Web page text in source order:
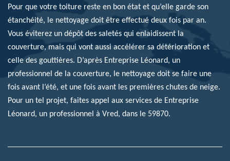
Pour que votre toiture reste en bon état et qu’elle garde son
étanchéité, le nettoyage doit être effectué deux fois par an.
Vous éviterez un dépôt des saletés qui enlaidissent la
couverture, mais qui vont aussi accélérer sa détérioration et
celle des gouttières. D’après Entreprise Léonard, un
professionnel de la couverture, le nettoyage doit se faire une
fois avant l’été, et une fois avant les premières chutes de neige.
Pour un tel projet, faites appel aux services de Entreprise
Léonard, un professionnel à Vred, dans le 59870.